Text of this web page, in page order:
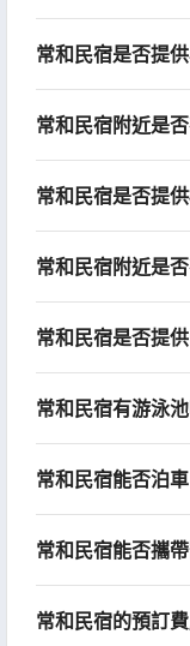
常和民宿是否提
常和民宿附近是
常和民宿是否提
常和民宿附近是
常和民宿是否提
常和民宿有游泳
常和民宿能否泊
常和民宿能否攜
常和民宿的預訂